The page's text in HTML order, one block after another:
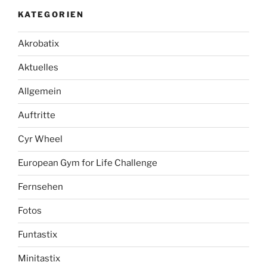
KATEGORIEN
Akrobatix
Aktuelles
Allgemein
Auftritte
Cyr Wheel
European Gym for Life Challenge
Fernsehen
Fotos
Funtastix
Minitastix